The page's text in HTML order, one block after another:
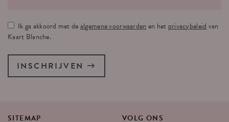
Ik ga akkoord met dealgemene voorwaarden en het privacybeleid van
Kaart Blanche.
INSCHRIJVEN
SITEMAP VOLG ONS